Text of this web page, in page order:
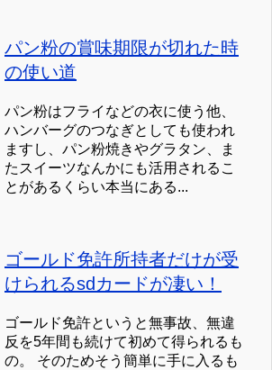
パン粉の賞味期限が切れた時
の使い道
パン粉はフライなどの衣に使う他、
ハンバーグのつなぎとしても使われ
ますし、パン粉焼きやグラタン、ま
たスイーツなんかにも活用されるこ
とがあるくらい本当にある...
ゴールド免許所持者だけが受
けられるsdカードが凄い！
ゴールド免許というと無事故、無違
反を5年間も続けて初めて得られるも
の。 そのためそう簡単に手に入るも